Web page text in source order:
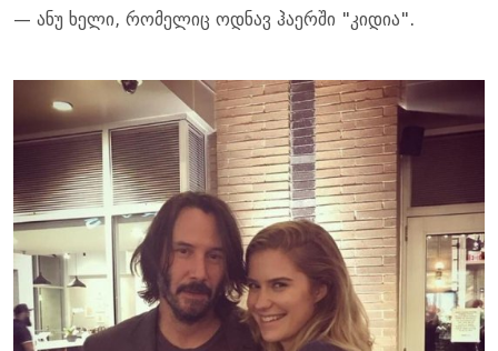
— ანუ ხელი, რომელიც ოდნავ ჰაერში "კიდია".